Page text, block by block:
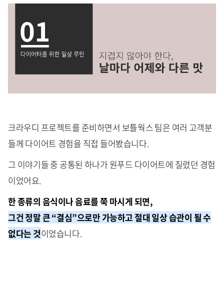
크라우디 프로젝트를 준비하면서 보틀웍스 팀은 여러 고객분
들께 다이어트 경험을 직접 들어봤습니다.
그 이야기들 중 공통된 하나가 원푸드 다이어트에 질렸던 경험
이었어요.
한 종류의 음식이나 음료를 쭉 마시게 되면,
그건 정말 큰 “결심”으로만 가능하고 절대 일상 습관이 될 수
없다는 것이었습니다.